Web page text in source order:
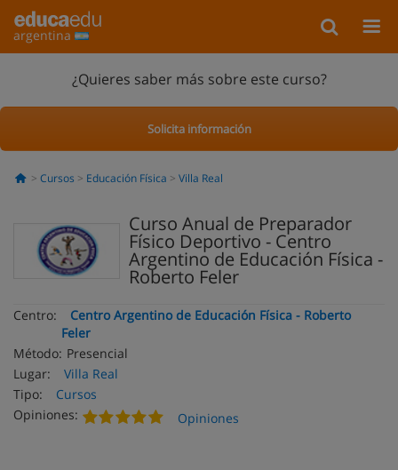
argentina
¿Quieres saber más sobre este curso?
Solicita información
Cursos Educación Física Villa Real
Curso Anual de Preparador
Físico Deportivo - Centro
Argentino de Educación Física -
Roberto Feler
Centro:
Centro Argentino de Educación Física - Roberto
Feler
Método: Presencial
Lugar:
Villa Real
Tipo:
Cursos
Opiniones:
Opiniones